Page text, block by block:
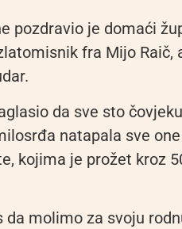
pozdravio je domaći
fra Mijo Raič,
da sve sto
natapala sve
kojima je prožet kroz
molimo za svoju